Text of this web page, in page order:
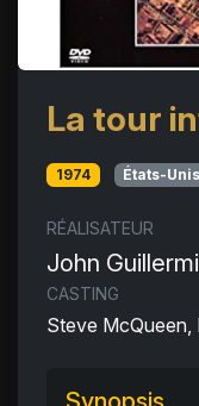
La tour
1974 États-Unis
RÉALISATEUR
John
CASTING
Steve